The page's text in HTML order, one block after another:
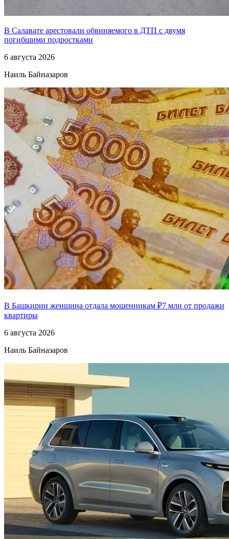
В Салавате арестовали обвиняемого в ДТП с двумя
погибшими подростками
6 августа 2026
Наиль Байназаров
В Башкирии женщина отдала мошенникам ₽7 млн от продажи
квартиры
6 августа 2026
Наиль Байназаров